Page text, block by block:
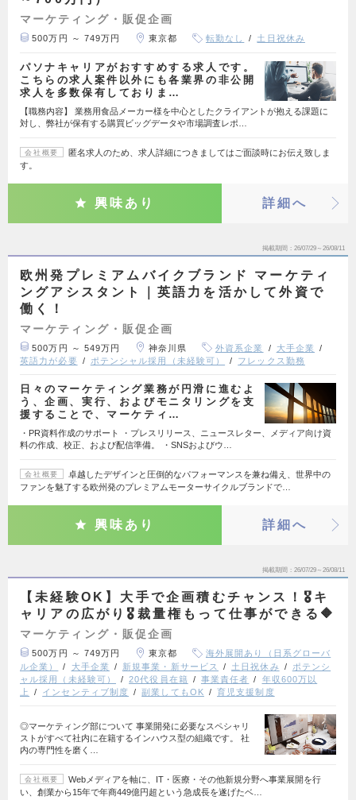
マーケティング・販促企画
500万円 ～ 749万円 東京都 転勤なし 土日祝休み
パソナキャリアがおすすめする求人です。
こちらの求人案件以外にも各業界の非公開
求人を多数保有しておりま…
【職務内容】 業務用食品メーカー様を中心としたクライアントが抱える課題に
対し、弊社が保有する購買ビッグデータや市場調査レポ…
会社概要
匿名求人のため、求人詳細につきましてはご面談時にお伝え致しま
す。
興味あり 詳細へ
掲載期間 26/07/29～26/08/11
欧州発プレミアムバイクブランド マーケティ
ングアシスタント｜英語力を活かして外資で
働く！
マーケティング・販促企画
500万円 ～ 549万円 神奈川県 外資系企業
大手企業
英語力が必要
ポテンシャル採用（未経験可） フレックス勤務
日々のマーケティング業務が円滑に進むよ
う、企画、実行、およびモニタリングを支
援することで、マーケティ…
・PR資料作成のサポート ・プレスリリース、ニュースレター、メディア向け資
料の作成、校正、および配信準備。 ・SNSおよびウ…
会社概要
卓越したデザインと圧倒的なパフォーマンスを兼ね備え、世界中の
ファンを魅了する欧州発のプレミアムモーターサイクルブランドで…
興味あり 詳細へ
掲載期間 26/07/29～26/08/11
【未経験OK】大手で企画積むチャンス！🎖️キ
ャリアの広がり🎖️裁量権もって仕事ができる🔶
マーケティング・販促企画
500万円 ～ 749万円 東京都
海外展開あり（日系グローバ
ル企業）
大手企業 新規事業・新サービス 土日祝休み
ポテンシ
ャル採用（未経験可）
20代役員在籍 事業責任者
年収600万以
上
インセンティブ制度 副業してもOK 育児支援制度
◎マーケティング部について 事業開発に必要なスペシャリ
ストがすべて社内に在籍するインハウス型の組織です。 社
内の専門性を磨く…
会社概要
Webメディアを軸に、IT・医療・その他新規分野へ事業展開を行
い、創業から15年で年商449億円超という急成長を遂げたベ…